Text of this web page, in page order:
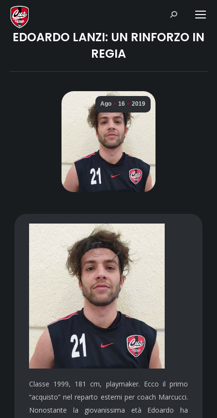
Search:
EDOARDO LANZI: UN RINFORZO IN
REGIA
Ago 16 2019
Classe 1999, 181 cm, playmaker. Ecco il primo
“acquisto” nel reparto esterni per coach Marcucci.
Nonostante la giovanissima età Edoardo ha